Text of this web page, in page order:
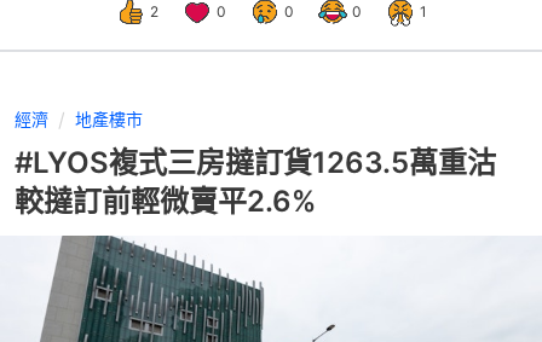
2 0 0 0 1
經濟 地產樓市
#LYOS複式三房撻訂貨1263.5萬重沽
較撻訂前輕微賣平2.6%